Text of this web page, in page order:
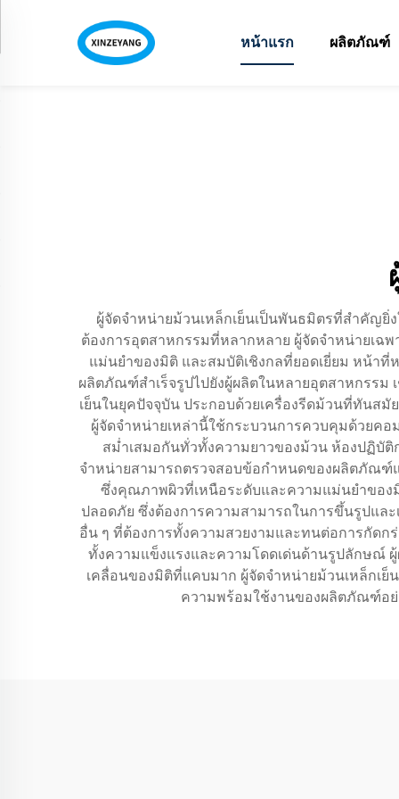
หน้าแรก ผลิตภัณฑ์
ผู้จัดจำหน่ายม้วนเหล็กเย็นเป็นพันธมิตรที่สำคัญ
ต้องการอุตสาหกรรมที่หลากหลาย ผู้จัดจำหน่ายเฉพ
แม่นยำของมิติ และสมบัติเชิงกลที่ยอดเยี่ยม หน้าที่
ผลิตภัณฑ์สำเร็จรูปไปยังผู้ผลิตในหลายอุตสาหกรรม
เย็นในยุคปัจจุบัน ประกอบด้วยเครื่องรีดม้วนที่ทันส
ผู้จัดจำหน่ายเหล่านี้ใช้กระบวนการควบคุมด้วยค
สม่ำเสมอกันทั่วทั้งความยาวของม้วน ห้องปฏิบั
จำหน่ายสามารถตรวจสอบข้อกำหนดของผลิตภัณฑ์
ซึ่งคุณภาพผิวที่เหนือระดับและความแม่นยำของ
ปลอดภัย ซึ่งต้องการความสามารถในการขึ้นรูปแล
อื่น ๆ ที่ต้องการทั้งความสวยงามและทนต่อการกัดก
ทั้งความแข็งแรงและความโดดเด่นด้านรูปลักษณ์
เคลื่อนของมิติที่แคบมาก ผู้จัดจำหน่ายม้วนเหล็กเย็
ความพร้อมใช้งานของผลิตภัณฑ์อย่